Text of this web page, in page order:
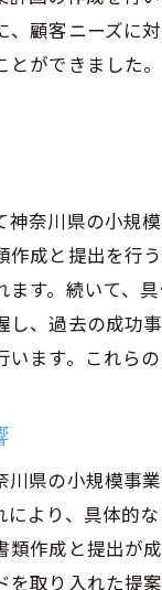
顧客ニーズに
とができました
奈川県の小規
成と提出を行
す。続いて、
、過去の成功
ます。これら
県の小規模事
より、具体的
作成と提出が
取り入れた提